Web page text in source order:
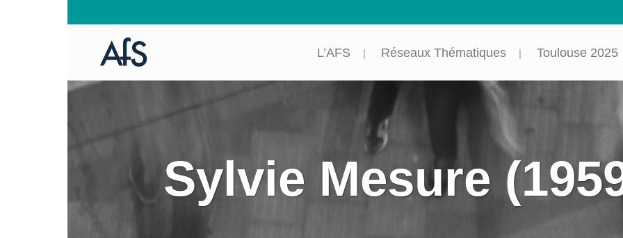
L’AFS Réseaux Thématiques Toulouse 2025
Sylvie Mesure